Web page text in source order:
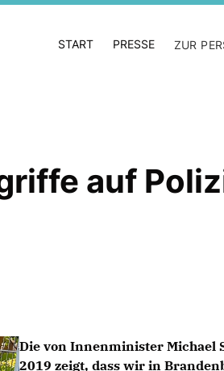
START PRESSE ZUR
auf
Die von Innenminister
2019 zeigt, dass wir in